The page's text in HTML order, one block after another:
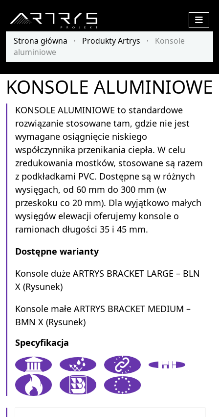
Menu
Strona główna / Produkty Artrys /
Konsole
aluminiowe
KONSOLE ALUMINIOWE
KONSOLE ALUMINIOWE to standardowe
rozwiązanie stosowane tam, gdzie nie jest
wymagane osiągnięcie niskiego
współczynnika przenikania ciepła. W celu
zredukowania mostków, stosowane są razem
z podkładkami PVC. Dostępne są w różnych
wysięgach, od 60 mm do 300 mm (w
przeskoku co 20 mm). Dla wyjątkowo małych
wysięgów elewacji oferujemy konsole o
ramionach długości 35 i 45 mm.
Dostępne warianty
Konsole duże ARTRYS BRACKET LARGE – BLN
X (Rysunek)
Konsole małe ARTRYS BRACKET MEDIUM –
BMN X (Rysunek)
Specyfikacja